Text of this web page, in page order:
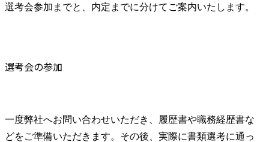
ーム経験者 ●IT経験者 ※コンサル・ITどちらも未経験の方は
業務経験 ●人物像 ・強い当事者意識を持ち、セルフスター
も必須) ・システム企画orシステム導入/推進orシステム開発
等の業務経験2年以上 ・IT/DX領域のコンサルティングに興
選考会参加までと、内定までに分けてご案内いたします。
選考会の参加
一度弊社へお問い合わせいただき、履歴書や職務経歴書な
どをご準備いただきます。その後、実際に書類選考に通っ